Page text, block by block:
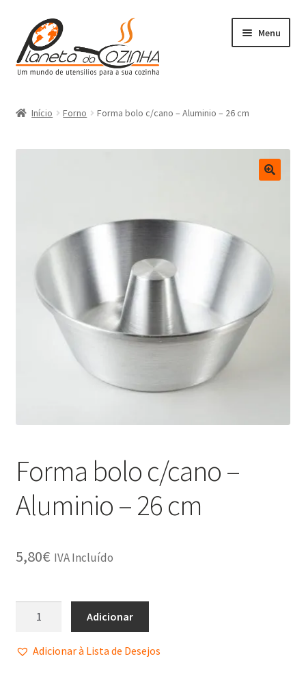
Menu
Lista de Desejos
Minha Conta
Política de Privacidade
Início Forno Forma bolo c/cano – Aluminio – 26 cm
Forma bolo c/cano –
Aluminio – 26 cm
5,80€ IVA Incluído
Adicionar
Adicionar à Lista de Desejos